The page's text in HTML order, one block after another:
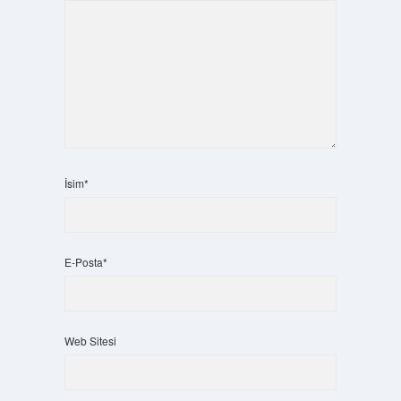
İsim*
E-Posta*
Web Sitesi